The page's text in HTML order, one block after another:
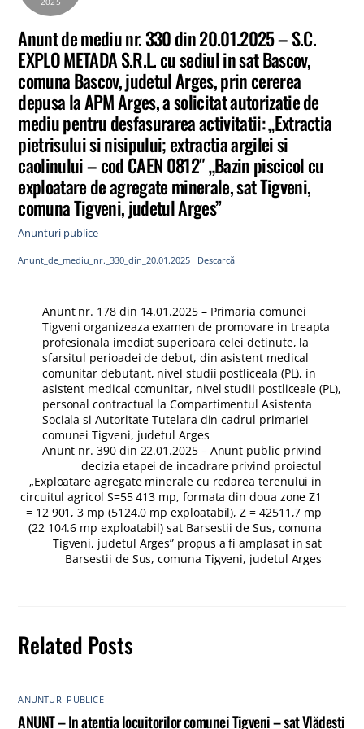
Anunt de mediu nr. 330 din 20.01.2025 – S.C.
EXPLO METADA S.R.L. cu sediul in sat Bascov,
comuna Bascov, judetul Arges, prin cererea
depusa la APM Arges, a solicitat autorizatie de
mediu pentru desfasurarea activitatii: „Extractia
pietrisului si nisipului; extractia argilei si
caolinului – cod CAEN 0812″ „Bazin piscicol cu
exploatare de agregate minerale, sat Tigveni,
comuna Tigveni, judetul Arges”
Anunturi publice
Anunt_de_mediu_nr._330_din_20.01.2025 Descarcă
Anunt nr. 178 din 14.01.2025 – Primaria comunei
Tigveni organizeaza examen de promovare in treapta
profesionala imediat superioara celei detinute, la
sfarsitul perioadei de debut, din asistent medical
comunitar debutant, nivel studii postliceala (PL), in
asistent medical comunitar, nivel studii postliceale (PL),
personal contractual la Compartimentul Asistenta
Sociala si Autoritate Tutelara din cadrul primariei
comunei Tigveni, judetul Arges
Anunt nr. 390 din 22.01.2025 – Anunt public privind
decizia etapei de incadrare privind proiectul
„Exploatare agregate minerale cu redarea terenului in
circuitul agricol S=55 413 mp, formata din doua zone Z1
= 12 901, 3 mp (5124.0 mp exploatabil), Z = 42511,7 mp
(22 104.6 mp exploatabil) sat Barsestii de Sus, comuna
Tigveni, judetul Arges” propus a fi amplasat in sat
Barsestii de Sus, comuna Tigveni, judetul Arges
Related Posts
ANUNTURI PUBLICE
ANUNȚ – In atenția locuitorilor comunei Tigveni – sat Vlădești